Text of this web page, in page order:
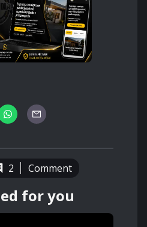
2 Comment
for you